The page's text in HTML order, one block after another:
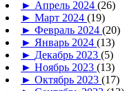
► Апрель 2024 (26)
► Март 2024 (19)
► Февраль 2024 (20)
► Январь 2024 (13)
► Декабрь 2023 (5)
► Ноябрь 2023 (13)
► Октябрь 2023 (17)